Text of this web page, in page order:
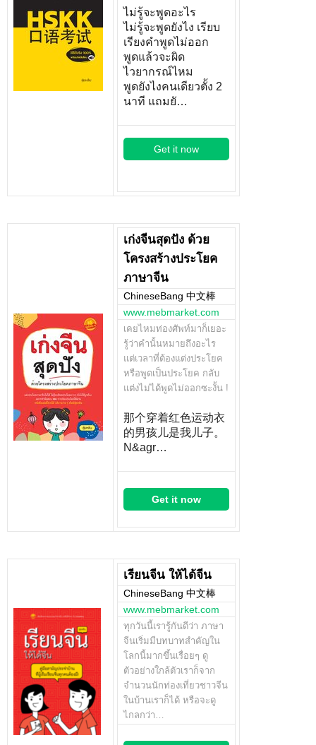
ไม่รู้จะพูดอะไร
ไม่รู้จะพูดยังไง เรียบ
เรียงคำพูดไม่ออก
พูดแล้วจะผิด
ไวยากรณ์ไหม
พูดยังไงคนเดียวตั้ง 2
นาที แถมยั…
Get it now
เก่งจีนสุดปัง ด้วย
โครงสร้างประโยค
ภาษาจีน
ChineseBang 中文棒
www.mebmarket.com
เคยไหมท่องศัพท์มาก็เยอะ
รู้ว่าคำนั้นหมายถึงอะไร
แต่เวลาที่ต้องแต่งประโยค
หรือพูดเป็นประโยค กลับ
แต่งไม่ได้พูดไม่ออกซะงั้น !
那个穿着红色运动衣
的男孩儿是我儿子。
N&agr…
Get it now
เรียนจีน ให้ได้จีน
ChineseBang 中文棒
www.mebmarket.com
ทุกวันนี้เรารู้กันดีว่า ภาษา
จีนเริ่มมีบทบาทสำคัญใน
โลกนี้มากขึ้นเรื่อยๆ ดู
ตัวอย่างใกล้ตัวเราก็จาก
จำนวนนักท่องเที่ยวชาวจีน
ในบ้านเราก็ได้ หรือจะดู
ไกลกว่า…